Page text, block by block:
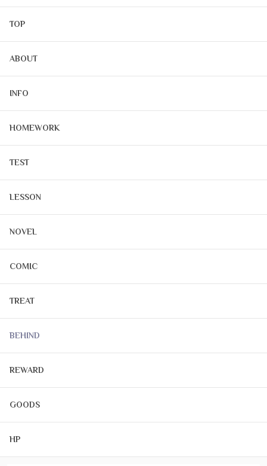
TOP
ABOUT
INFO
HOMEWORK
TEST
LESSON
NOVEL
COMIC
TREAT
BEHIND
REWARD
GOODS
HP